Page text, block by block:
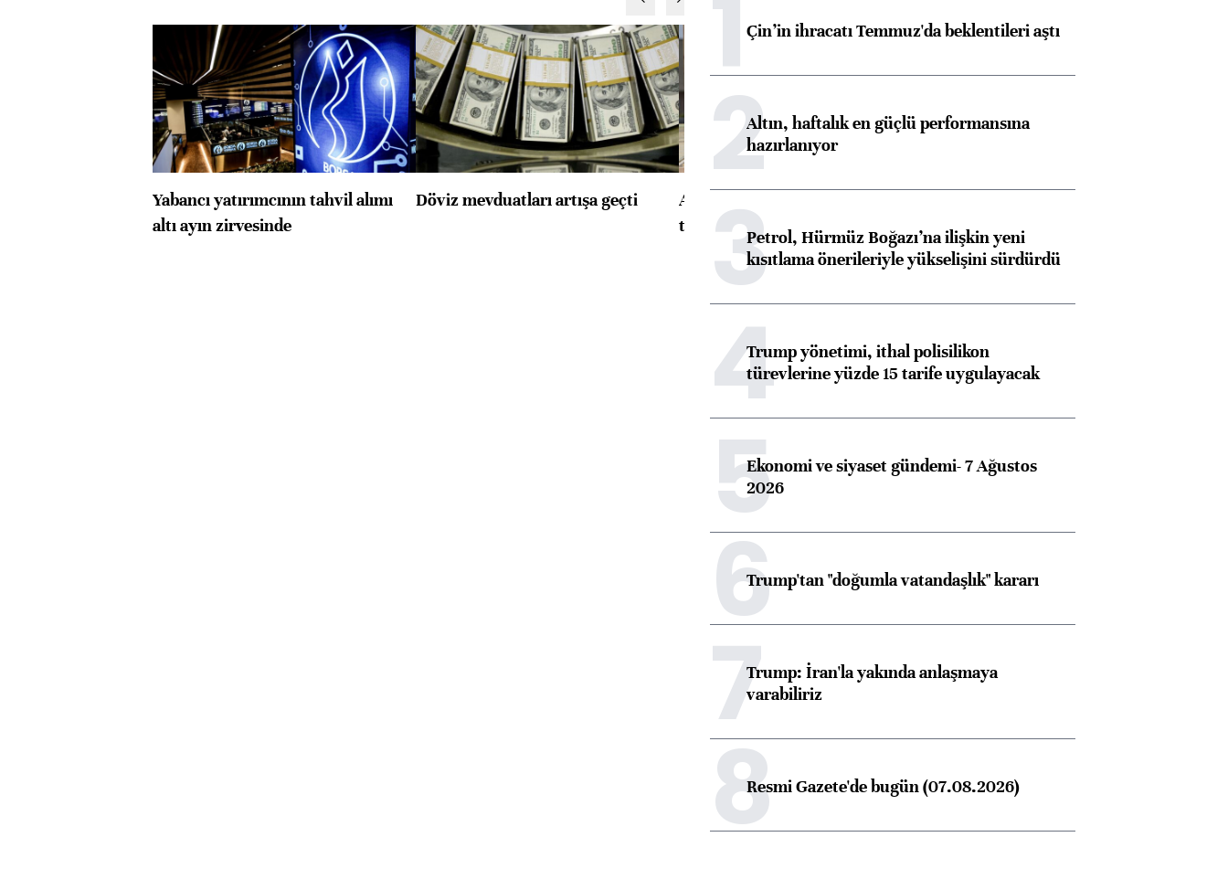
Yabancı yatırımcının tahvil alımı
altı ayın zirvesinde
Döviz mevduatları artışa geçti
ABD'de konut başlangıçları
toparlandı
konusunda Unicredit ile
1Çin’in ihracatı Temmuz'da beklentileri aştı
2Altın, haftalık en güçlü performansına
hazırlanıyor
3Petrol, Hürmüz Boğazı’na ilişkin yeni
kısıtlama önerileriyle yükselişini sürdürdü
4Trump yönetimi, ithal polisilikon
türevlerine yüzde 15 tarife uygulayacak
5Ekonomi ve siyaset gündemi- 7 Ağustos
2026
6Trump'tan "doğumla vatandaşlık" kararı
7Trump: İran'la yakında anlaşmaya
varabiliriz
8Resmi Gazete'de bugün (07.08.2026)